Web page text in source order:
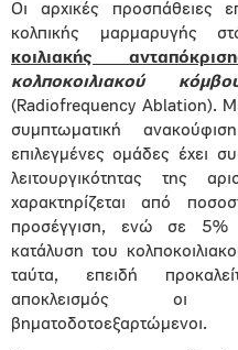
Οι αρχικές προσπάθειες
κολπικής μαρμαρυγής
κοιλιακής
κολποκοιλιακού
(Radiofrequency Ablation).
συμπτωματική
επιλεγμένες ομάδες έχει
λειτουργικότητας της
χαρακτηρίζεται από
προσέγγιση, ενώ σε 5%
κατάλυση του
ταύτα, επειδή
αποκλεισμός οι
βηματοδοτοεξαρτώμενοι.